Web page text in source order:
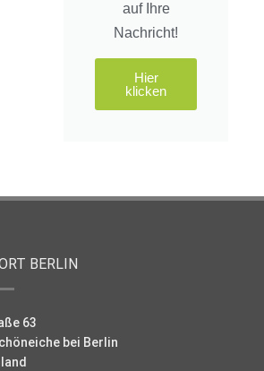
auf Ihre
Nachricht!
Hier
klicken
BERLIN
63
bei Berlin